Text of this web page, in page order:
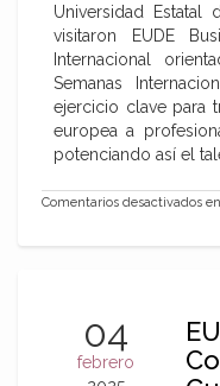
Universidad Estatal
visitaron EUDE
Internacional
Semanas
ejercicio clave para
europea a
potenciando así el
Comentarios desactivados
04
febrero